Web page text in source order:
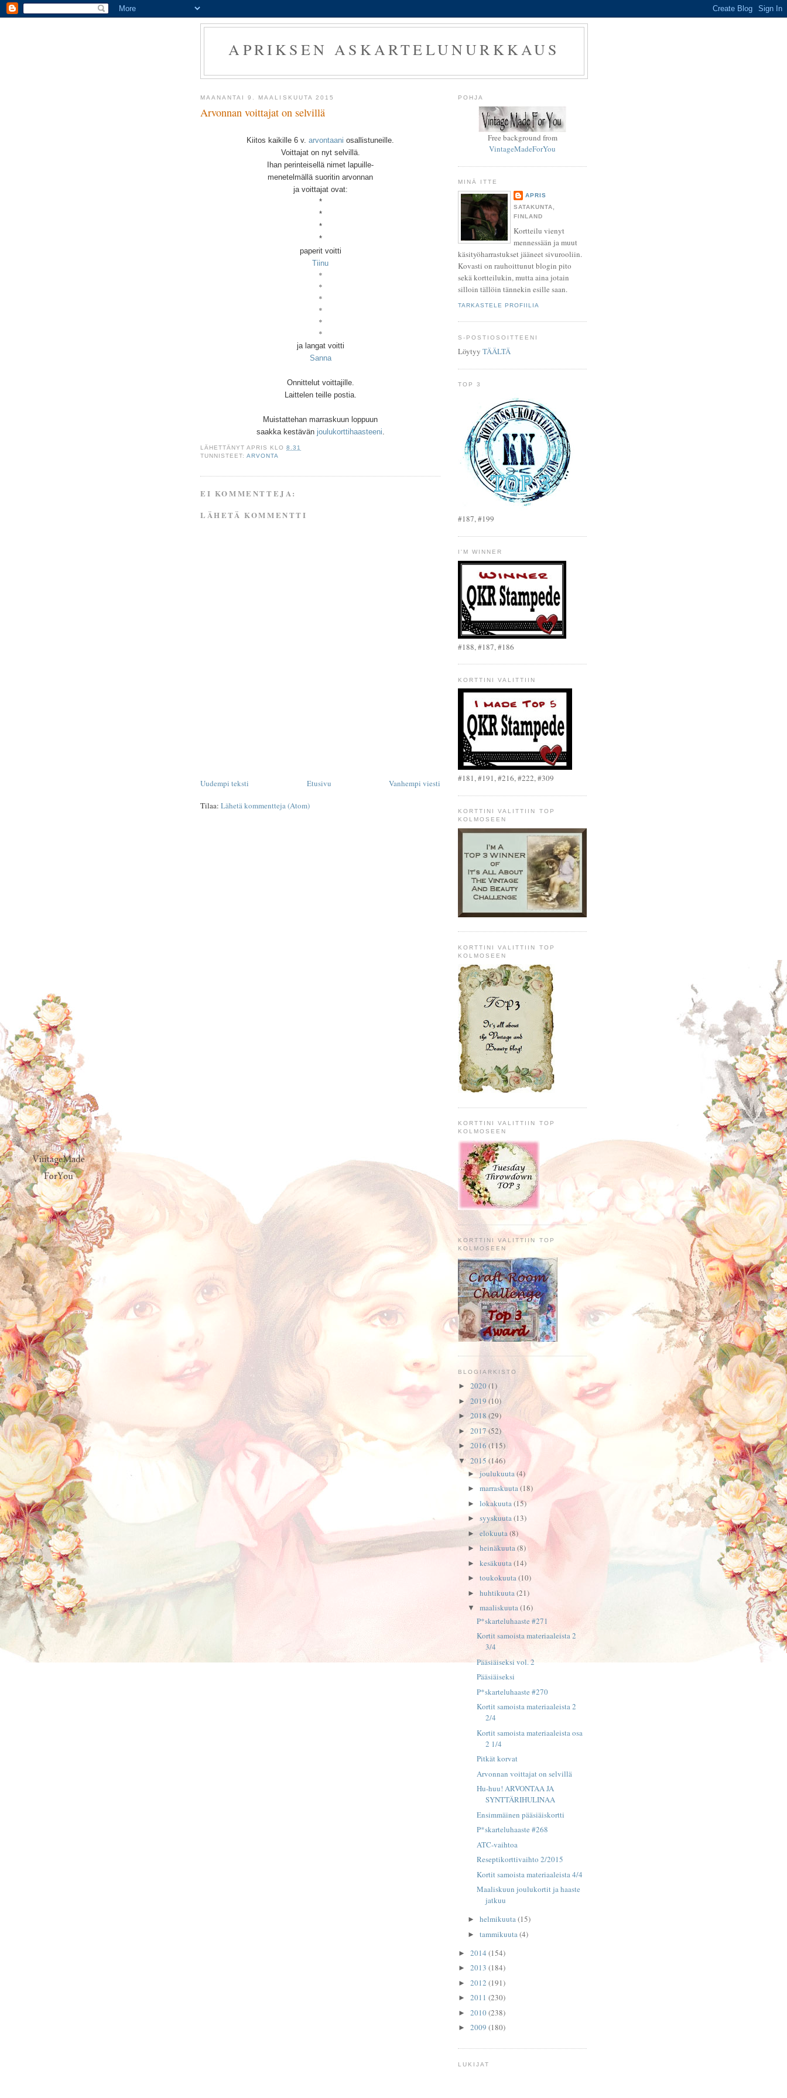
APRIKSEN ASKARTELUNURKKAUS
MAANANTAI 9. MAALISKUUTA 2015
Arvonnan voittajat on selvillä
Kiitos kaikille 6 v. arvontaani osallistuneille.
Voittajat on nyt selvillä.
Ihan perinteisellä nimet lapuille-
menetelmällä suoritin arvonnan
ja voittajat ovat:
*
*
*
*
paperit voitti
Tiinu
*
*
*
*
*
*
ja langat voitti
Sanna
Onnittelut voittajille.
Laittelen teille postia.
Muistattehan marraskuun loppuun
saakka kestävän joulukorttihaasteeni.
LÄHETTÄNYTAPRIS KLO8.31
TUNNISTEET:ARVONTA
EI KOMMENTTEJA:
LÄHETÄ KOMMENTTI
Uudempi teksti Vanhempi viesti
Etusivu
Tilaa: Lähetä kommentteja (Atom)
POHJA
Free background from
VintageMadeForYou
MINÄ ITTE
APRIS
SATAKUNTA,
FINLAND
Kortteilu vienyt
mennessään ja muut
käsityöharrastukset jääneet sivurooliin.
Kovasti on rauhoittunut blogin pito
sekä kortteilukin, mutta aina jotain
silloin tällöin tännekin esille saan.
TARKASTELE PROFIILIA
S-POSTIOSOITTEENI
Löytyy TÄÄLTÄ
TOP 3
#187, #199
I'M WINNER
#188, #187, #186
KORTTINI VALITTIIN
#181, #191, #216, #222, #309
KORTTINI VALITTIIN TOP
KOLMOSEEN
KORTTINI VALITTIIN TOP
KOLMOSEEN
KORTTINI VALITTIIN TOP
KOLMOSEEN
KORTTINI VALITTIIN TOP
KOLMOSEEN
BLOGIARKISTO
► 2020(1)
► 2019 (10)
►2018 (29)
► 2017 (52)
► 2016(115)
▼2015(146)
►joulukuuta(4)
► marraskuuta(18)
► lokakuuta(15)
► syyskuuta(13)
► elokuuta(8)
► heinäkuuta(8)
► kesäkuuta(14)
► toukokuuta(10)
► huhtikuuta(21)
▼ maaliskuuta(16)
P*skarteluhaaste #271
Kortit samoista materiaaleista 2
3/4
Pääsiäiseksi vol. 2
Pääsiäiseksi
P*skarteluhaaste #270
Kortit samoista materiaaleista 2
2/4
Kortit samoista materiaaleista osa
2 1/4
Pitkät korvat
Arvonnan voittajat on selvillä
Hu-huu! ARVONTAA JA
SYNTTÄRIHULINAA
Ensimmäinen pääsiäiskortti
P*skarteluhaaste #268
ATC-vaihtoa
Reseptikorttivaihto 2/2015
Kortit samoista materiaaleista 4/4
Maaliskuun joulukortit ja haaste
jatkuu
► helmikuuta(15)
► tammikuuta(4)
► 2014 (154)
► 2013 (184)
► 2012 (191)
► 2011 (230)
► 2010(238)
► 2009 (180)
LUKIJAT